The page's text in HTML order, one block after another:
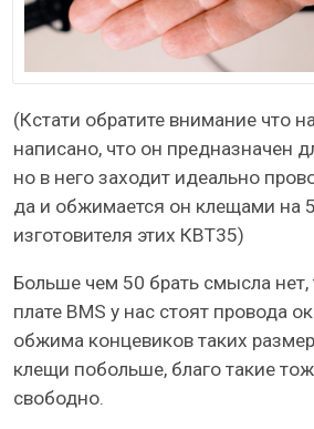
(Кстати обратите внимание что
написано, что он предназначен
но в него заходит идеально
да и обжимается он клещами на
изготовителя этих КВТ35)
Больше чем 50 брать смысла нет,
плате BMS у нас стоят провода
обжима концевиков таких
клещи побольше, благо такие
свободно.